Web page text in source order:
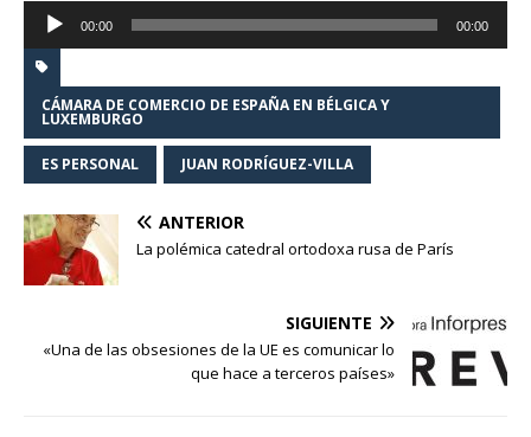
Reproductor
audio
00:00 00:00
CÁMARA DE COMERCIO DE ESPAÑA EN BÉLGICA Y
LUXEMBURGO
ES PERSONAL JUAN RODRÍGUEZ-VILLA
ANTERIOR
La polémica catedral ortodoxa rusa de París
SIGUIENTE
«Una de las obsesiones de la UE es comunicar lo
que hace a terceros países»